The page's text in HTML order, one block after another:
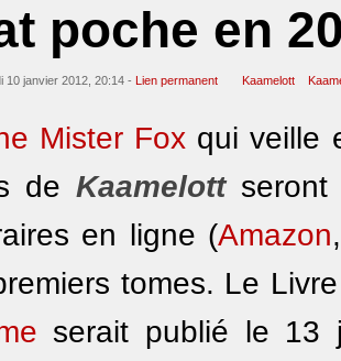
poche en
10 janvier 2012, 20:14 - Lien permanent Kaamelott
Mister Fox qui veille
deKaamelottseront
en ligne (Amazon
tomes. Le
serait publié le 13